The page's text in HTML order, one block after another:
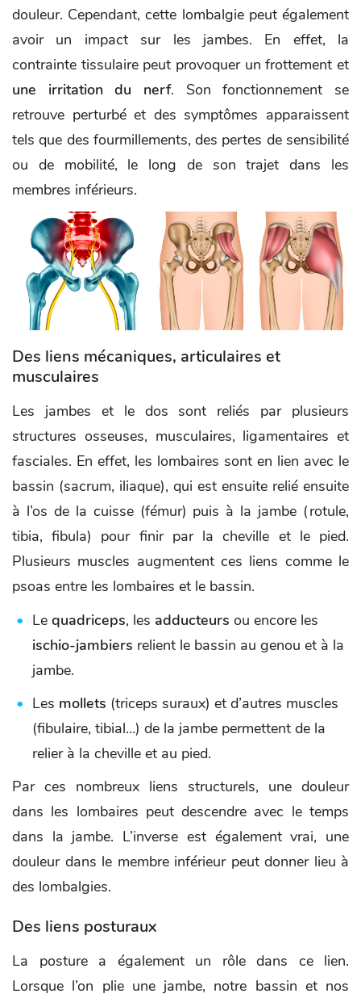
douleur. Cependant, cette lombalgie peut également
avoir un impact sur les jambes. En effet, la
contrainte tissulaire peut provoquer un frottement et
une irritation du nerf. Son fonctionnement se
retrouve perturbé et des symptômes apparaissent
tels que des fourmillements, des pertes de sensibilité
ou de mobilité, le long de son trajet dans les
membres inférieurs.
Des liens mécaniques, articulaires et
musculaires
Les jambes et le dos sont reliés par plusieurs
structures osseuses, musculaires, ligamentaires et
fasciales. En effet, les lombaires sont en lien avec le
bassin (sacrum, iliaque), qui est ensuite relié ensuite
à l’os de la cuisse (fémur) puis à la jambe (rotule,
tibia, fibula) pour finir par la cheville et le pied.
Plusieurs muscles augmentent ces liens comme le
psoas entre les lombaires et le bassin.
Le quadriceps, les adducteurs ou encore les
ischio-jambiers relient le bassin au genou et à la
jambe.
Les mollets (triceps suraux) et d’autres muscles
(fibulaire, tibial…) de la jambe permettent de la
relier à la cheville et au pied.
Par ces nombreux liens structurels, une douleur
dans les lombaires peut descendre avec le temps
dans la jambe. L’inverse est également vrai, une
douleur dans le membre inférieur peut donner lieu à
des lombalgies.
Des liens posturaux
La posture a également un rôle dans ce lien.
Lorsque l’on plie une jambe, notre bassin et nos